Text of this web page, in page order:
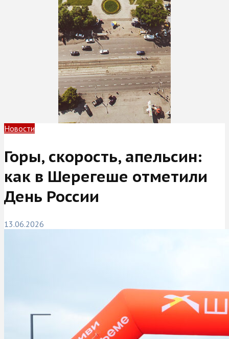
Новости
Горы, скорость, апельсин:
как в Шерегеше отметили
День России
13.06.2026